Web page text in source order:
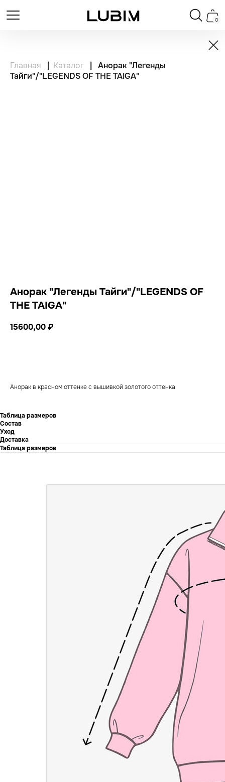
0
Главная Каталог
Анорак "Легенды
Тайги"/"LEGENDS OF THE TAIGA"
Анорак "Легенды Тайги"/"LEGENDS OF
THE TAIGA"
15600,00₽
Анорак в красном оттенке с вышивкой золотого оттенка
Таблица размеров
Состав
Уход
Доставка
Таблица размеров